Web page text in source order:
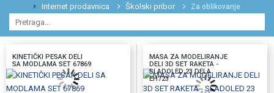
Internet prodavnica Školski pribor Za oblikovanje
KINETIČKI PESAK DELI
SA MODLAMA SET 67869
MASA ZA MODELIRANJE
DELI 3D SET RAKETA -
SLADOLED 23 DELA
EH723